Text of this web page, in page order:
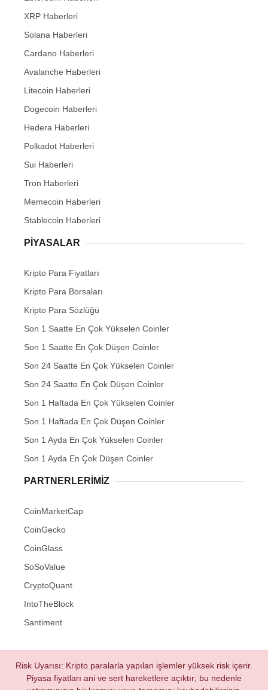
XRP Haberleri
Solana Haberleri
Cardano Haberleri
Avalanche Haberleri
Litecoin Haberleri
Dogecoin Haberleri
Hedera Haberleri
Polkadot Haberleri
Sui Haberleri
Tron Haberleri
Memecoin Haberleri
Stablecoin Haberleri
PIYASALAR
Kripto Para Fiyatları
Kripto Para Borsaları
Kripto Para Sözlüğü
Son 1 Saatte En Çok Yükselen Coinler
Son 1 Saatte En Çok Düşen Coinler
Son 24 Saatte En Çok Yükselen Coinler
Son 24 Saatte En Çok Düşen Coinler
Son 1 Haftada En Çok Yükselen Coinler
Son 1 Haftada En Çok Düşen Coinler
Son 1 Ayda En Çok Yükselen Coinler
Son 1 Ayda En Çok Düşen Coinler
PARTNERLERIMIZ
CoinMarketCap
CoinGecko
CoinGlass
SoSoValue
CryptoQuant
IntoTheBlock
Santiment
Risk Uyarısı: Kripto paralarla yapılan işlemler yüksek risk içerir.
Piyasa fiyatları ani ve sert hareketlere açıktır; bu nedenle